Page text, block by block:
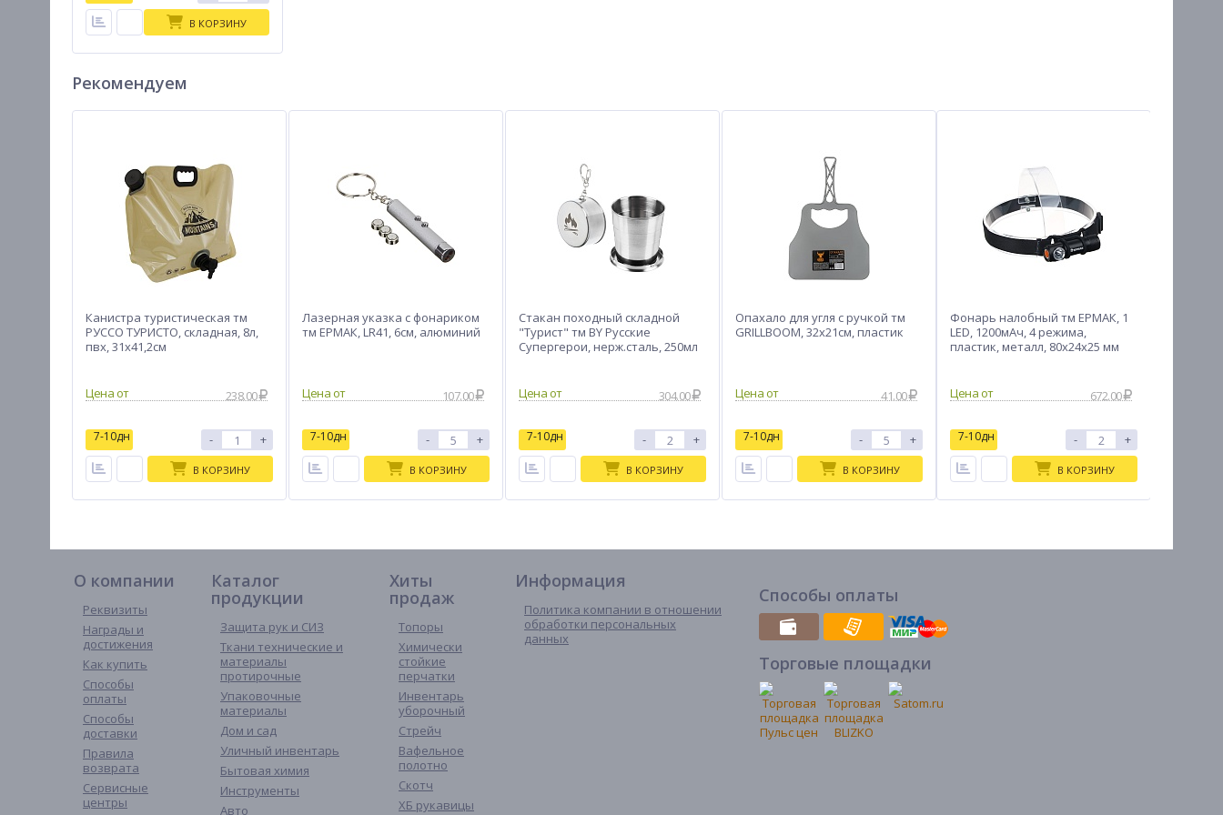
В КОРЗИНУ
Рекомендуем
Канистра туристическая тм
РУССО ТУРИСТО, складная, 8л,
пвх, 31х41,2см
238.00
7-10дн - +
В КОРЗИНУ
Лазерная указка с фонариком
тм ЕРМАК, LR41, 6см, алюминий
107.00
7-10дн - +
В КОРЗИНУ
Стакан походный складной
"Турист" тм BY Русские
Супергерои, нерж.сталь, 250мл
304.00
7-10дн - +
В КОРЗИНУ
Опахало для угля с ручкой тм
GRILLBOOM, 32х21см, пластик
41.00
7-10дн - +
В КОРЗИНУ
Фонарь налобный тм ЕРМАК, 1
LED, 1200мАч, 4 режима,
пластик, металл, 80х24х25 мм
672.00
7-10дн - +
В КОРЗИНУ
О компании
Реквизиты
Награды и
достижения
Как купить
Способы
оплаты
Способы
доставки
Правила
возврата
Сервисные
центры
Каталог
продукции
Защита рук и СИЗ
Ткани технические и
материалы
протирочные
Упаковочные
материалы
Дом и сад
Уличный инвентарь
Бытовая химия
Инструменты
Авто
Хиты
продаж
Топоры
Химически
стойкие
перчатки
Инвентарь
уборочный
Стрейч
Вафельное
полотно
Скотч
ХБ рукавицы
Информация
Политика компании в отношении
обработки персональных
данных
Способы оплаты
Торговые площадки